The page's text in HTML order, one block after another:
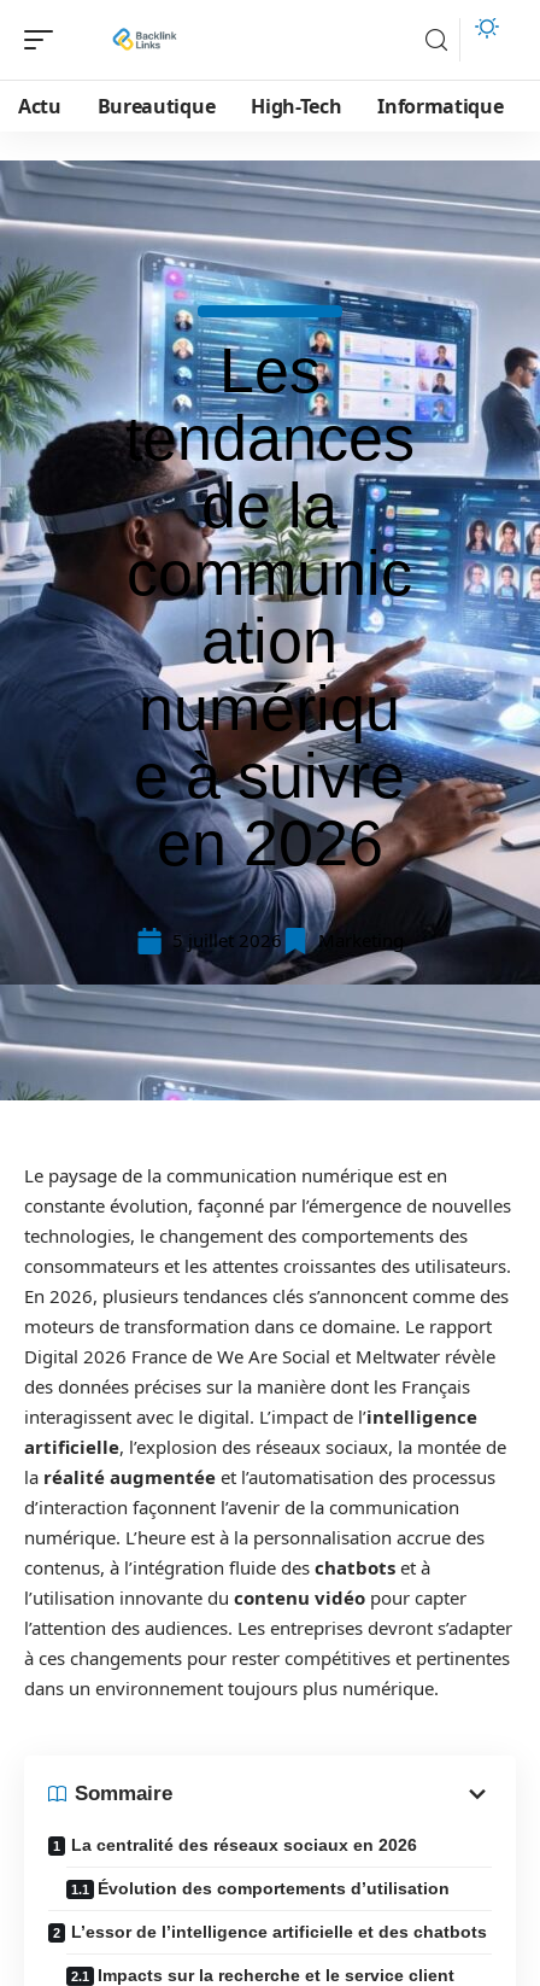
Actu Bureautique High-Tech Informatique
Les
tendances
de la
communic
ation
numériqu
e à suivre
en 2026
5 juillet 2026 Marketing
Le paysage de la communication numérique est en
constante évolution, façonné par l’émergence de nouvelles
technologies, le changement des comportements des
consommateurs et les attentes croissantes des utilisateurs.
En 2026, plusieurs tendances clés s’annoncent comme des
moteurs de transformation dans ce domaine. Le rapport
Digital 2026 France de We Are Social et Meltwater révèle
des données précises sur la manière dont les Français
interagissent avec le digital. L’impact de l’intelligence
artificielle, l’explosion des réseaux sociaux, la montée de
la réalité augmentée et l’automatisation des processus
d’interaction façonnent l’avenir de la communication
numérique. L’heure est à la personnalisation accrue des
contenus, à l’intégration fluide des chatbots et à
l’utilisation innovante du contenu vidéo pour capter
l’attention des audiences. Les entreprises devront s’adapter
à ces changements pour rester compétitives et pertinentes
dans un environnement toujours plus numérique.
Sommaire
La centralité des réseaux sociaux en 2026
Évolution des comportements d’utilisation
L’essor de l’intelligence artificielle et des chatbots
Impacts sur la recherche et le service client